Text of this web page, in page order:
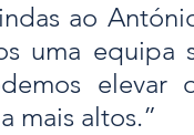
ao
uma
elevar
mais altos.”